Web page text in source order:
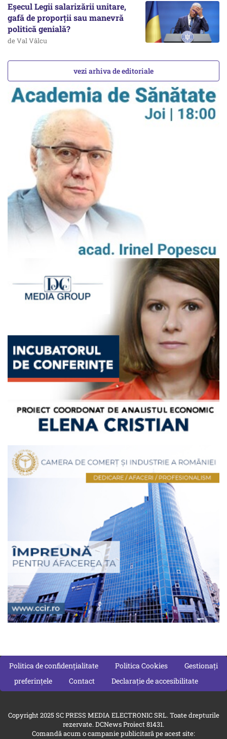
Eșecul Legii salarizării unitare,
gafă de proporții sau manevră
politică genială?
de Val Vâlcu
vezi arhiva de editoriale
Politica de confidențialitate Politica Cookies
Gestionați
preferințele
Contact Declarație de accesibilitate
Copyright 2025 SC PRESS MEDIA ELECTRONIC SRL. Toate drepturile
rezervate. DCNews Proiect 81431.
Comandă acum o campanie publicitară pe acest site: